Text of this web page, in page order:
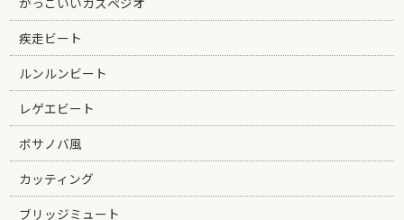
疾走ビート
ルンルンビート
レゲエビート
ボサノバ風
カッティング
ブリッジミュート